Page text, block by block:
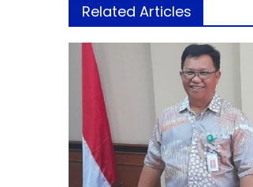
Related Articles